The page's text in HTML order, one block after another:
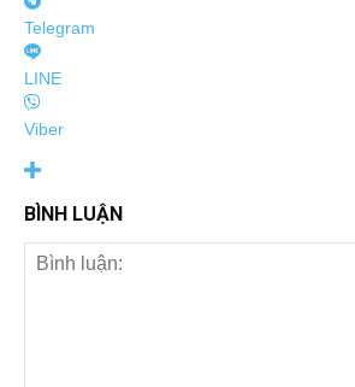
Telegram
LINE
Viber
BÌNH LUẬN